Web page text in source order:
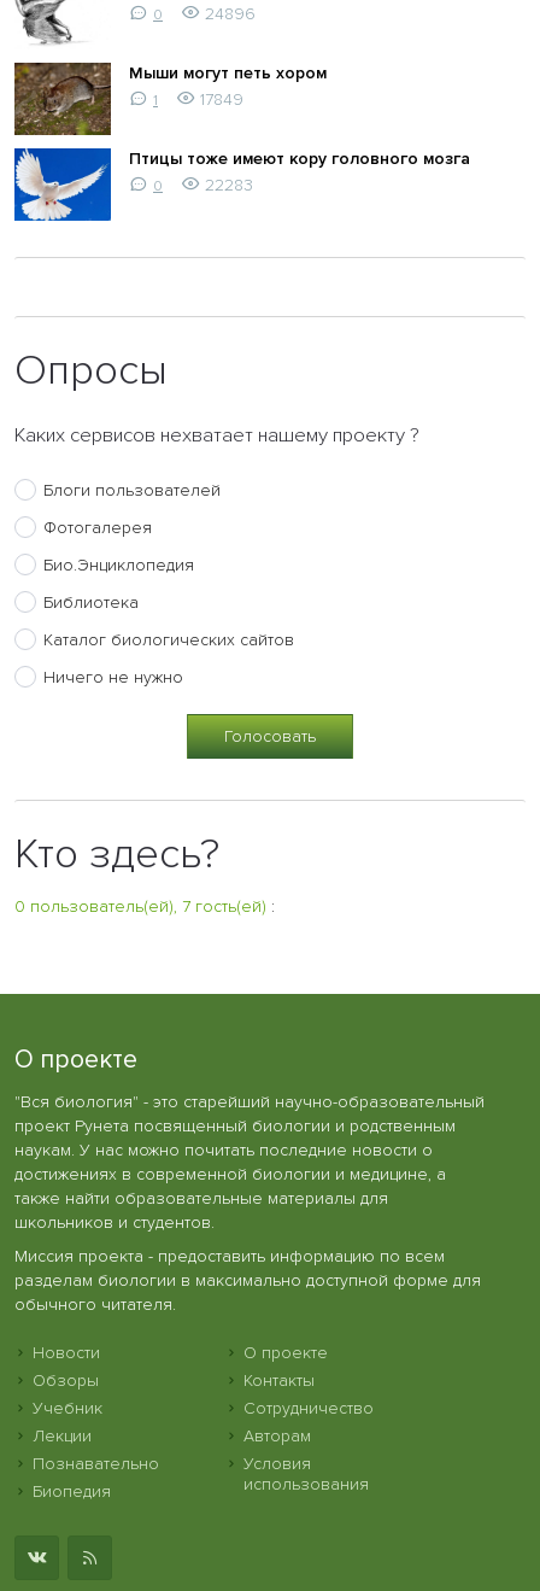
0 24896
Мыши могут петь хором
1 17849
Птицы тоже имеют кору головного мозга
0 22283
Опросы
Каких сервисов нехватает нашему проекту ?
Блоги пользователей
Фотогалерея
Био.Энциклопедия
Библиотека
Каталог биологических сайтов
Ничего не нужно
Кто здесь?
0 пользователь(ей), 7 гость(ей) :
О проекте
"Вся биология" - это старейший научно-образовательный
проект Рунета посвященный биологии и родственным
наукам. У нас можно почитать последние новости о
достижениях в современной биологии и медицине, а
также найти образовательные материалы для
школьников и студентов.
Миссия проекта - предоставить информацию по всем
разделам биологии в максимально доступной форме для
обычного читателя.
Новости
Обзоры
Учебник
Лекции
Познавательно
Биопедия
О проекте
Контакты
Сотрудничество
Авторам
Условия
использования